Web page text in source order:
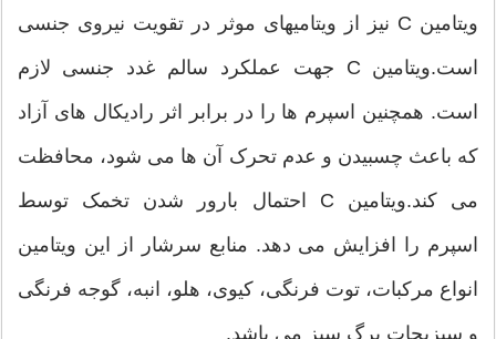
ویتامین C نیز از ویتامیهای موثر در تقویت نیروی جنسی
است.ویتامین C جهت عملکرد سالم غدد جنسی لازم
است. همچنین اسپرم ها را در برابر اثر رادیکال های آزاد
که باعث چسبیدن و عدم تحرک آن ها می شود، محافظت
می کند.ویتامین C احتمال بارور شدن تخمک توسط
اسپرم را افزایش می دهد. منابع سرشار از این ویتامین
انواع مرکبات، توت فرنگی، کیوی، هلو، انبه، گوجه فرنگی
و سبزیجات برگ سبز می باشد.